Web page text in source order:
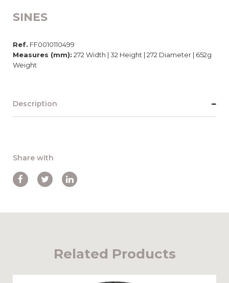
SINES
Ref. FF0010110499
Measures (mm): 272 Width | 32 Height | 272 Diameter | 652g
Weight
Description
Share with
Related Products